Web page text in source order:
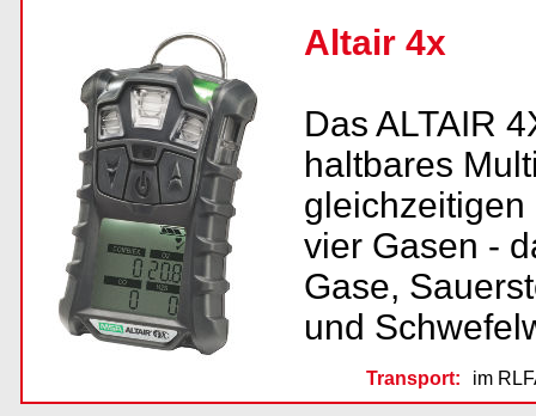
Altair 4x
Das ALTAIR
haltbares
vier Gasen -
Gase,
und
Transport: im